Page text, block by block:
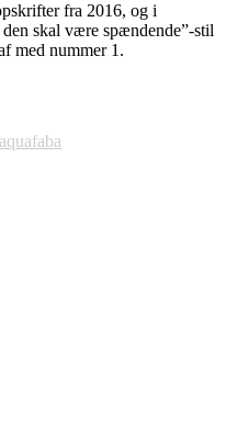
fra 2016, og i
skal være spændende”-stil
med nummer 1.